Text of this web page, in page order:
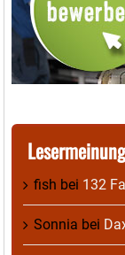
Lesermeinung
fish bei 132
Sonnia bei